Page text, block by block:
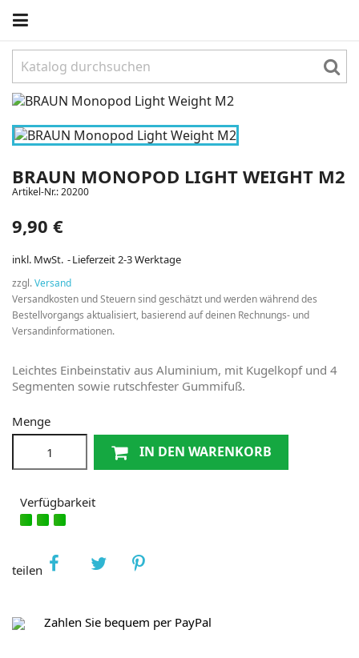
BRAUN MONOPOD LIGHT WEIGHT M2
Artikel-Nr.:20200
9,90 €
inkl. MwSt. Lieferzeit 2-3 Werktage
zzgl.Versand
Versandkosten und Steuern sind geschätzt und werden während des
Bestellvorgangs aktualisiert, basierend auf deinen Rechnungs- und
Versandinformationen.
Leichtes Einbeinstativ aus Aluminium, mit Kugelkopf und 4
Segmenten sowie rutschfester Gummifuß.
Menge
IN DEN WARENKORB
Verfügbarkeit
teilen
Zahlen Sie bequem per PayPal